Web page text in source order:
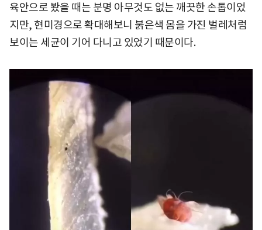
육안으로 봤을 때는 분명 아무것도 없는 깨끗한 손톱이었
지만, 현미경으로 확대해보니 붉은색 몸을 가진 벌레처럼
보이는 세균이 기어 다니고 있었기 때문이다.